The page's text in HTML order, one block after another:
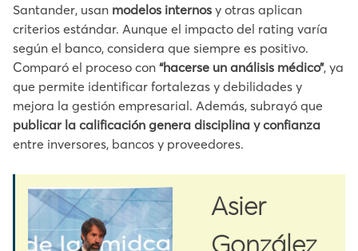
Santander, usan modelos internos y otras aplican
criterios estándar. Aunque el impacto del rating varía
según el banco, considera que siempre es positivo.
Comparó el proceso con “hacerse un análisis médico”, ya
que permite identificar fortalezas y debilidades y
mejora la gestión empresarial. Además, subrayó que
publicar la calificación genera disciplina y confianza
entre inversores, bancos y proveedores.
Asier
González